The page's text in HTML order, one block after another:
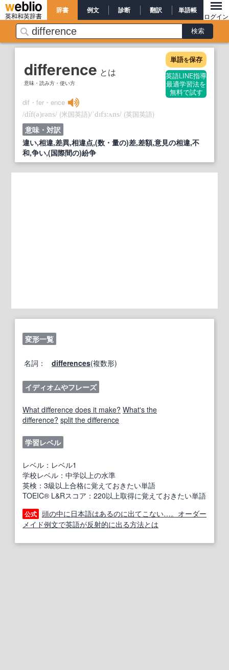
英和和英辞書
辞書 例文 診断 翻訳 単語帳
ログイン
difference とは
意味・読み方・使い方
単語を保存
英語LINE指導
最適学習法を
無料で試す
dif・fer・ence
/díf(ə)rəns/ (米国英語)/ˈdɪfɜ:ʌns/ (英国英語)
意味・対訳
違い,相違,差異,相違点,(数・量の)差,差額,意見の相違,不
和,争い,(国際間の)紛争
変形一覧
名詞： differences(複数形)
イディオムやフレーズ
What difference does it make? What's the
difference? split the difference
学習レベル
レベル：レベル1
学校レベル：中学以上の水準
英検：3級以上合格に覚えておきたい単語
TOEIC® L&Rスコア：220以上取得に覚えておきたい単語
公式 頭の中に日本語はあるのに出てこない…。オーダー
メイド例文で英語が反射的に出る方法とは